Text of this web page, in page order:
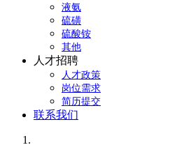
液氨
硫磺
硫酸铵
其他
人才招聘
人才政策
岗位需求
简历提交
联系我们